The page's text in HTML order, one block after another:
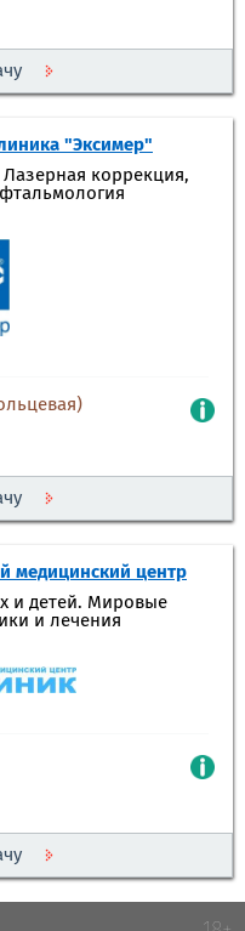
"Эксимер"
коррекция,
медицинский центр
и детей. Мировые
и лечения